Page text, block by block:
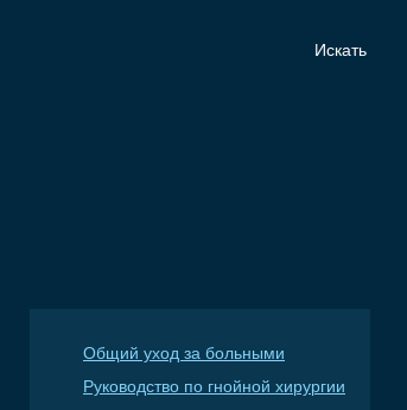
Общий уход за больными
Руководство по гнойной хирургии